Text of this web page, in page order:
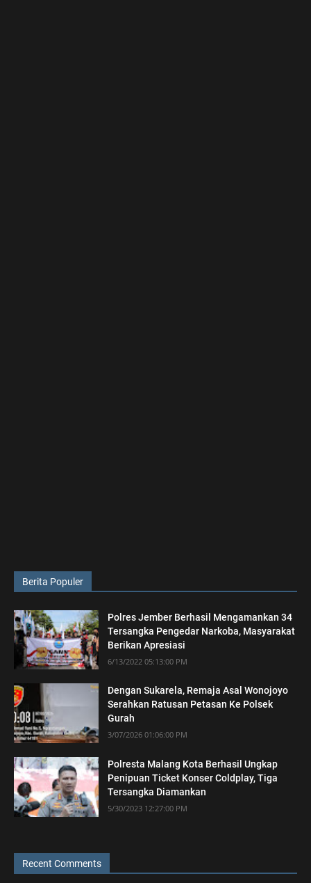
Berita Populer
Polres Jember Berhasil Mengamankan 34
Tersangka Pengedar Narkoba, Masyarakat
Berikan Apresiasi
6/13/2022 05:13:00 PM
Dengan Sukarela, Remaja Asal Wonojoyo
Serahkan Ratusan Petasan Ke Polsek
Gurah
3/07/2026 01:06:00 PM
Polresta Malang Kota Berhasil Ungkap
Penipuan Ticket Konser Coldplay, Tiga
Tersangka Diamankan
5/30/2023 12:27:00 PM
Recent Comments